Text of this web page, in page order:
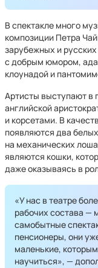
В спектакле много
композиции Петра
зарубежных и
с добрым юмором,
клоунадой и
Артисты выступают в
английской
и корсетами. В
появляются два
на механических
являются кошки,
даже оказываясь в
«У нас в театре
рабочих состава —
самобытные
пенсионеры, они
маленькие,
научиться», —